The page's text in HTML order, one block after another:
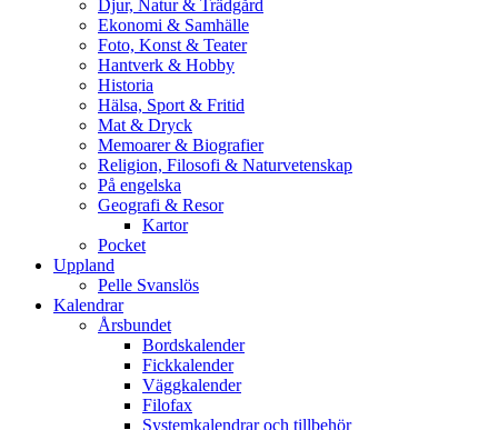
Djur, Natur & Trädgård
Ekonomi & Samhälle
Foto, Konst & Teater
Hantverk & Hobby
Historia
Hälsa, Sport & Fritid
Mat & Dryck
Memoarer & Biografier
Religion, Filosofi & Naturvetenskap
På engelska
Geografi & Resor
Kartor
Pocket
Uppland
Pelle Svanslös
Kalendrar
Årsbundet
Bordskalender
Fickkalender
Väggkalender
Filofax
Systemkalendrar och tillbehör